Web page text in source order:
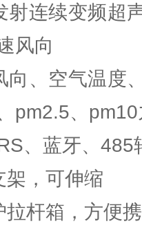
连续变频超
风向
、空气温度
pm2.5、
蓝牙、485
，可伸缩
杆箱，方便